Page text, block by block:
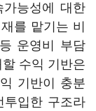
능성에 대한
를 맡기는 비
운영비 부담
수익 기반은
기반이 충분
투입한 구조라